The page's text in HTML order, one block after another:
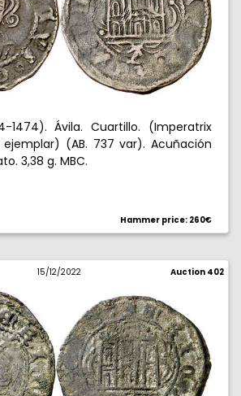
1474). Ávila. Cuartillo. (Imperatrix
ejemplar) (AB. 737 var). Acuñación
3,38 g. MBC.
Hammer price: 260€
15/12/2022 Auction 402